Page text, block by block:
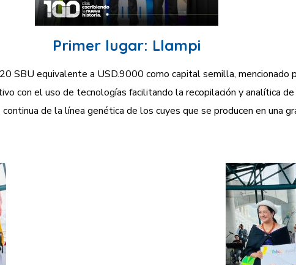
Primer lugar: Llampi​
SBU equivalente a USD.9000 como capital semilla, mencionado
con el uso de tecnologías facilitando la recopilación y analítica de
de la línea genética de los cuyes que se producen en una